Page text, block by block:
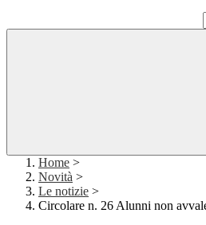
Home >
Novità >
Le notizie >
Circolare n. 26 Alunni non